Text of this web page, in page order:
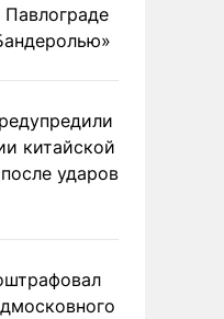
Павлограде
китайской
ударов